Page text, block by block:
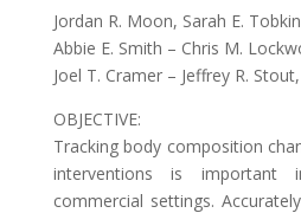
Jordan R. Moon, Sarah E.
Abbie E. Smith – Chris M.
Joel T. Cramer – Jeffrey R. Stout,
OBJECTIVE:
Tracking body composition
interventions is important
commercial settings.